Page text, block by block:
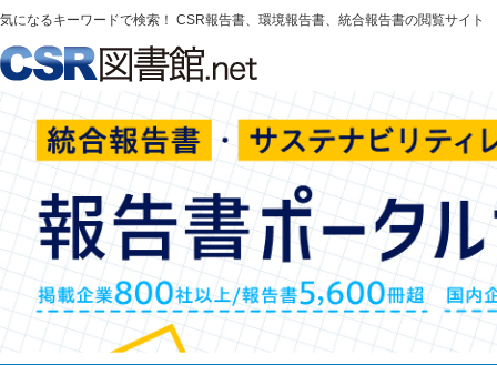
気になるキーワードで検索！ CSR報告書、環境報告書、統合報告書の閲覧サイト